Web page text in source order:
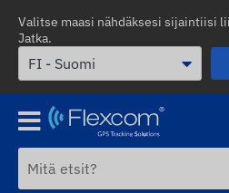
Valitse maasi nähdäksesi sijaintiisi
Jatka.